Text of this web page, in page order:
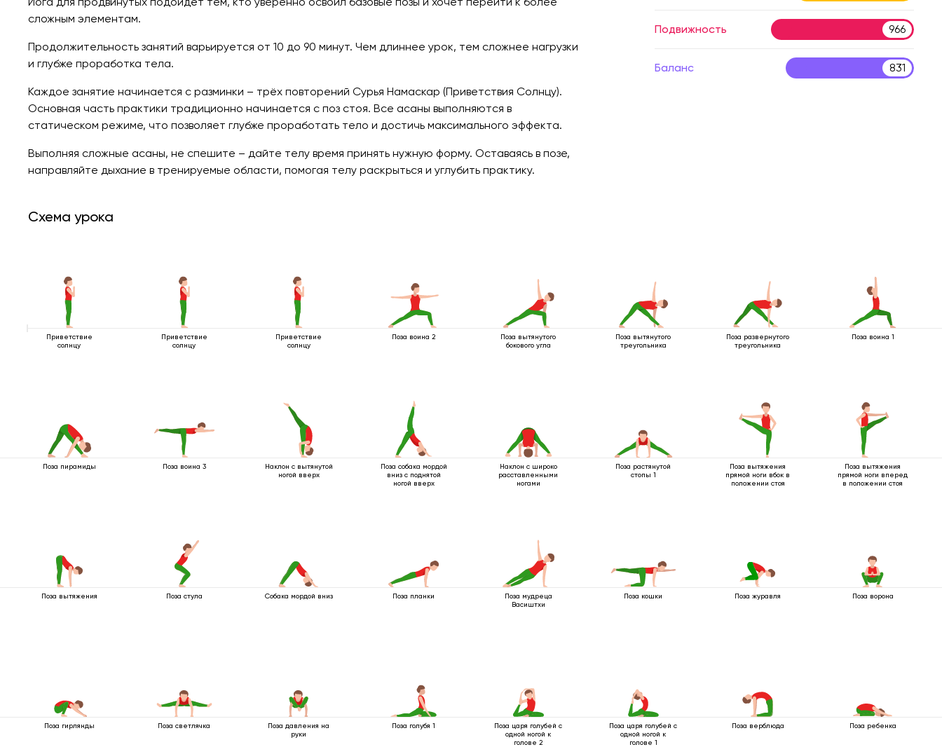
сложным элементам.
Продолжительность занятий варьируется от 10 до 90 минут. Чем длиннее урок, тем сложнее нагрузки
и глубже проработка тела.
Каждое занятие начинается с разминки – трёх повторений Сурья Намаскар (Приветствия Солнцу).
Основная часть практики традиционно начинается с поз стоя. Все асаны выполняются в
статическом режиме, что позволяет глубже проработать тело и достичь максимального эффекта.
Выполняя сложные асаны, не спешите – дайте телу время принять нужную форму. Оставаясь в позе,
направляйте дыхание в тренируемые области, помогая телу раскрыться и углубить практику.
Подвижность 966
Баланс 831
Схема урока
Приветствие
солнцу
Приветствие
солнцу
Приветствие
солнцу
Поза воина 2
Поза вытянутого
бокового угла
Поза вытянутого
треугольника
Поза развернутого
треугольника
Поза воина 1
Поза пирамиды Поза воина 3
Наклон с вытянутой
ногой вверх
Поза собака мордой
вниз с поднятой
ногой вверх
Наклон с широко
расставленными
ногами
Поза растянутой
стопы 1
Поза вытяжения
прямой ноги вбок в
положении стоя
Поза вытяжения
прямой ноги вперед
в положении стоя
Поза вытяжения Поза стула Собака мордой вниз Поза планки
Поза мудреца
Васиштхи
Поза кошки Поза журавля Поза ворона
Поза гирлянды Поза светлячка
Поза давления на
руки
Поза голубя 1
Поза царя голубей с
одной ногой к
голове 2
Поза царя голубей с
одной ногой к
голове 1
Поза верблюда Поза ребенка